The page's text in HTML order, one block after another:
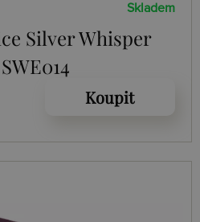
Skladem
Silver Whisper
Koupit